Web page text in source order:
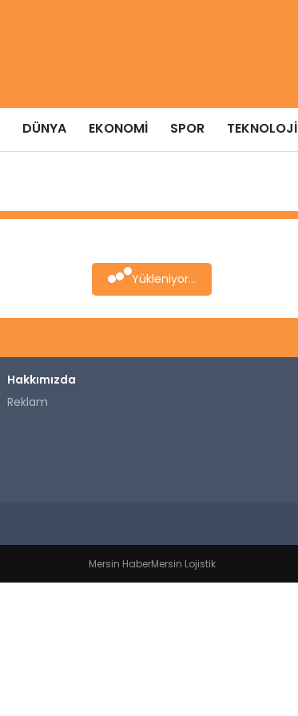
DÜNYA EKONOMI SPOR TEKNOLOJI
Yükleniyor...
Hakkımızda
Reklam
Mersin HaberMersin Lojistik